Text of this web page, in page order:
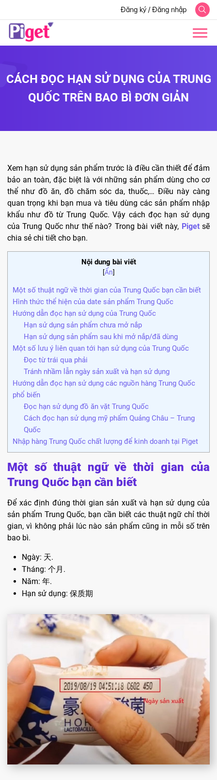
Đăng ký /Đăng nhập
CÁCH ĐỌC HẠN SỬ DỤNG CỦA TRUNG
QUỐC TRÊN BAO BÌ ĐƠN GIẢN
Xem hạn sử dụng sản phẩm trước là điều cần thiết để đảm
bảo an toàn, đặc biệt là với những sản phẩm dùng cho cơ
thể như đồ ăn, đồ chăm sóc da, thuốc,… Điều này càng
quan trọng khi bạn mua và tiêu dùng các sản phẩm nhập
khẩu như đồ từ Trung Quốc. Vậy cách đọc hạn sử dụng
của Trung Quốc như thế nào? Trong bài viết này, Pigetsẽ
chia sẻ chi tiết cho bạn.
Nội dung bài viết
[Ẩn]
Một số thuật ngữ về thời gian của Trung Quốc bạn cần biết
Hình thức thể hiện của date sản phẩm Trung Quốc
Hướng dẫn đọc hạn sử dụng của Trung Quốc
Hạn sử dụng sản phẩm chưa mở nắp
Hạn sử dụng sản phẩm sau khi mở nắp/đã dùng
Một số lưu ý liên quan tới hạn sử dụng của Trung Quốc
Đọc từ trái qua phải
Tránh nhầm lẫn ngày sản xuất và hạn sử dụng
Hướng dẫn đọc hạn sử dụng các nguồn hàng Trung Quốc
phổ biến
Đọc hạn sử dụng đồ ăn vặt Trung Quốc
Cách đọc hạn sử dụng mỹ phẩm Quảng Châu – Trung
Quốc
Nhập hàng Trung Quốc chất lượng để kinh doanh tại Piget
Một số thuật ngữ về thời gian của
Trung Quốc bạn cần biết
Để xác định đúng thời gian sản xuất và hạn sử dụng của
sản phẩm Trung Quốc, bạn cần biết các thuật ngữ chỉ thời
gian, vì không phải lúc nào sản phẩm cũng in mỗi số trên
bao bì.
Ngày: 天.
Tháng: 个月.
Năm: 年.
Hạn sử dụng: 保质期